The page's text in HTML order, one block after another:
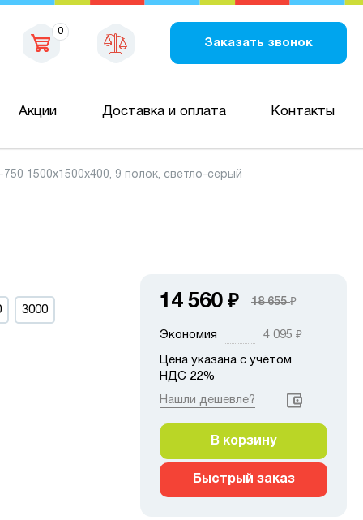
0
Заказать звонок
Акции Доставка и оплата Контакты
1500х1500х400, 9 полок, светло-серый
3000 14 560 ₽ 18 655₽
Экономия 4 095 ₽
Цена указана с учётом
НДС 22%
Нашли дешевле?
В корзину
Быстрый заказ